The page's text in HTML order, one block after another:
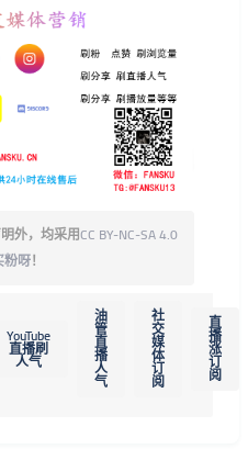
外，均采用CC BY-NC-SA 4.0
粉呀！
YouTube
直播刷
人气
油
管
直
播
人
气
社
交
媒
体
订
阅
直
播
涨
订
阅